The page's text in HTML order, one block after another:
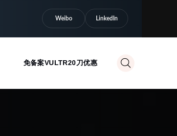
Weibo LinkedIn
免备案VULTR20刀优惠